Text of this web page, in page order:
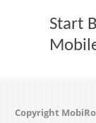
Start
Copyright